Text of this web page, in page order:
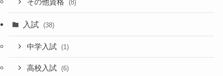
その他資格 (8)
入試 (38)
中学入試 (1)
高校入試 (6)